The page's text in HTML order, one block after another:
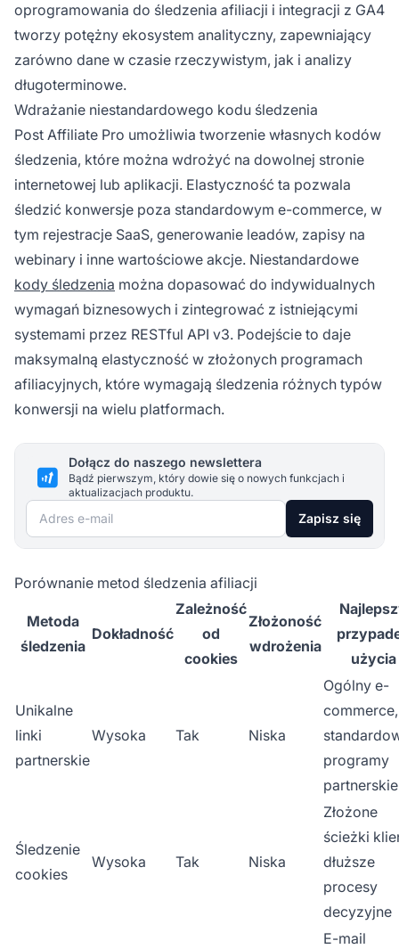
oprogramowania do śledzenia afiliacji i integracji z GA4
tworzy potężny ekosystem analityczny, zapewniający
zarówno dane w czasie rzeczywistym, jak i analizy
długoterminowe.
Wdrażanie niestandardowego kodu śledzenia
Post Affiliate Pro umożliwia tworzenie własnych kodów
śledzenia, które można wdrożyć na dowolnej stronie
internetowej lub aplikacji. Elastyczność ta pozwala
śledzić konwersje poza standardowym e-commerce, w
tym rejestracje SaaS, generowanie leadów, zapisy na
webinary i inne wartościowe akcje. Niestandardowe
kody śledzenia można dopasować do indywidualnych
wymagań biznesowych i zintegrować z istniejącymi
systemami przez RESTful API v3. Podejście to daje
maksymalną elastyczność w złożonych programach
afiliacyjnych, które wymagają śledzenia różnych typów
konwersji na wielu platformach.
Dołącz do naszego newslettera
Bądź pierwszym, który dowie się o nowych funkcjach i
aktualizacjach produktu.
Adres e-mail Zapisz się
Porównanie metod śledzenia afiliacji
Metoda
śledzenia
Dokładność
Zależność
od
cookies
Złożoność
wdrożenia
użycia
Unikalne
linki
partnerskie
Wysoka Tak Niska
Ogólny e-
commerce,
programy
partnerskie
Śledzenie
cookies
Wysoka Tak Niska
Złożone
ścieżki
dłuższe
procesy
decyzyjne
E-mail